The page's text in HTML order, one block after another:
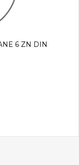
6 ZN DIN